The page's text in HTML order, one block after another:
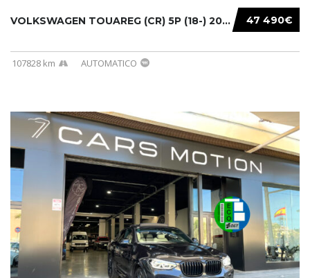
47 490€
VOLKSWAGEN TOUAREG (CR) 5P (18-) 2021...
107828 km AUTOMATICO